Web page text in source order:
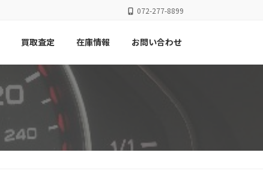
072-277-8899
買取査定 在庫情報 お問い合わせ